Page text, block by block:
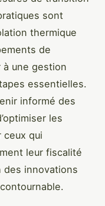
sont
thermique
de
une gestion
essentielles.
informé des
les
ceux qui
leur fiscalité
des innovations